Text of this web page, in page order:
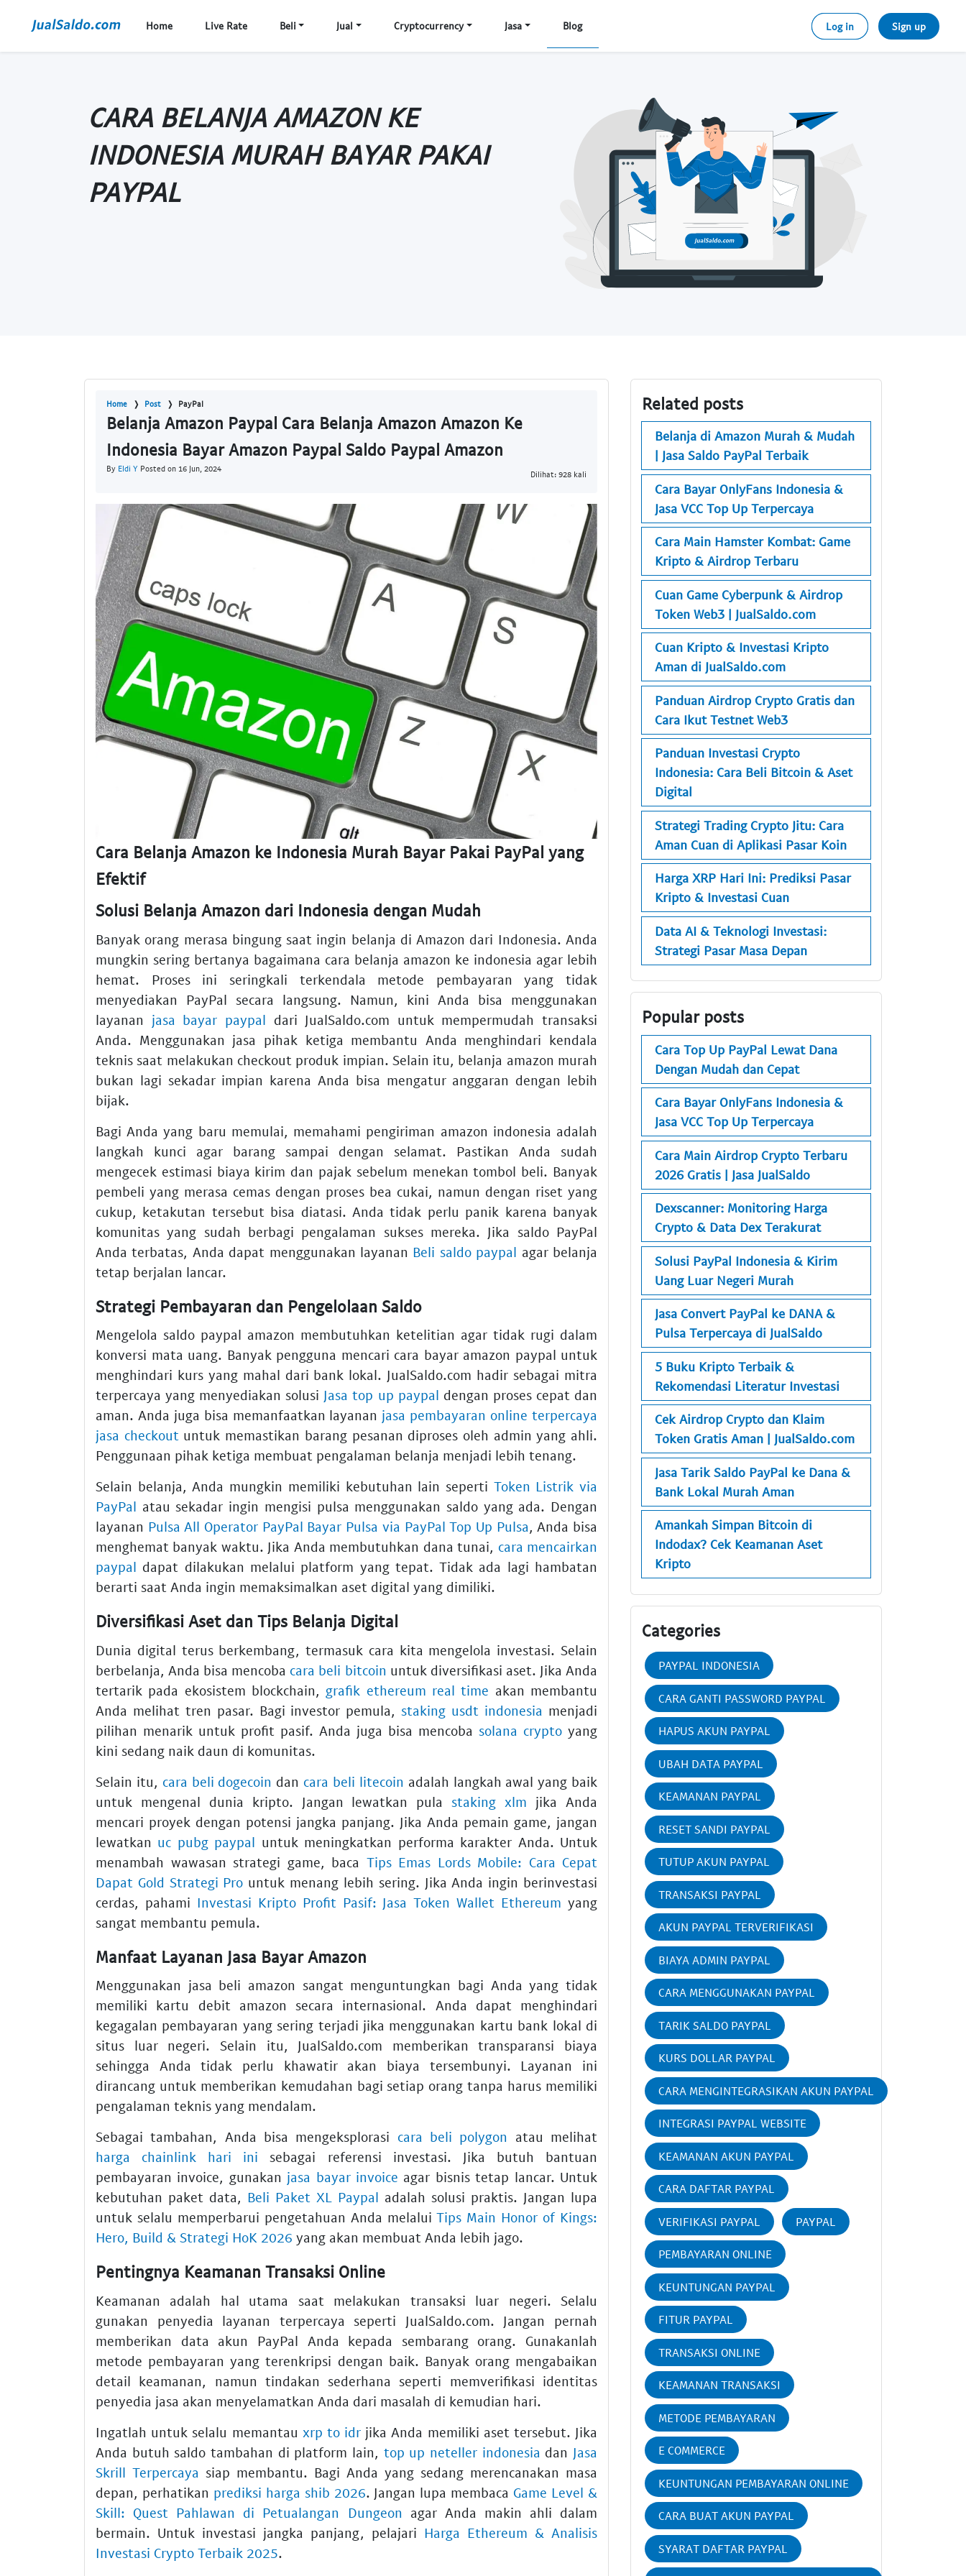
Home Live Rate Beli Jual Cryptocurrency Jasa Blog Log in Sign up
CARA BELANJA AMAZON KE
INDONESIA MURAH BAYAR PAKAI
PAYPAL
Home Post PayPal
Belanja Amazon Paypal Cara Belanja Amazon Amazon Ke
Indonesia Bayar Amazon Paypal Saldo Paypal Amazon
By Eldi Y Posted on 16 Jun, 2024
Dilihat: 928 kali
Cara Belanja Amazon ke Indonesia Murah Bayar Pakai PayPal yang
Efektif
Solusi Belanja Amazon dari Indonesia dengan Mudah
Banyak orang merasa bingung saat ingin belanja di Amazon dari Indonesia. Anda
mungkin sering bertanya bagaimana cara belanja amazon ke indonesia agar lebih
hemat. Proses ini seringkali terkendala metode pembayaran yang tidak
menyediakan PayPal secara langsung. Namun, kini Anda bisa menggunakan
layanan jasa bayar paypal dari JualSaldo.com untuk mempermudah transaksi
Anda. Menggunakan jasa pihak ketiga membantu Anda menghindari kendala
teknis saat melakukan checkout produk impian. Selain itu, belanja amazon murah
bukan lagi sekadar impian karena Anda bisa mengatur anggaran dengan lebih
bijak.
Bagi Anda yang baru memulai, memahami pengiriman amazon indonesia adalah
langkah kunci agar barang sampai dengan selamat. Pastikan Anda sudah
mengecek estimasi biaya kirim dan pajak sebelum menekan tombol beli. Banyak
pembeli yang merasa cemas dengan proses bea cukai, namun dengan riset yang
cukup, ketakutan tersebut bisa diatasi. Anda tidak perlu panik karena banyak
komunitas yang sudah berbagi pengalaman sukses mereka. Jika saldo PayPal
Anda terbatas, Anda dapat menggunakan layanan Beli saldo paypal agar belanja
tetap berjalan lancar.
Strategi Pembayaran dan Pengelolaan Saldo
Mengelola saldo paypal amazon membutuhkan ketelitian agar tidak rugi dalam
konversi mata uang. Banyak pengguna mencari cara bayar amazon paypal untuk
menghindari kurs yang mahal dari bank lokal. JualSaldo.com hadir sebagai mitra
terpercaya yang menyediakan solusi Jasa top up paypal dengan proses cepat dan
aman. Anda juga bisa memanfaatkan layanan jasa pembayaran online terpercaya
jasa checkout untuk memastikan barang pesanan diproses oleh admin yang ahli.
Penggunaan pihak ketiga membuat pengalaman belanja menjadi lebih tenang.
Selain belanja, Anda mungkin memiliki kebutuhan lain seperti Token Listrik via
PayPal atau sekadar ingin mengisi pulsa menggunakan saldo yang ada. Dengan
layanan Pulsa All Operator PayPal Bayar Pulsa via PayPal Top Up Pulsa, Anda bisa
menghemat banyak waktu. Jika Anda membutuhkan dana tunai, cara mencairkan
paypal dapat dilakukan melalui platform yang tepat. Tidak ada lagi hambatan
berarti saat Anda ingin memaksimalkan aset digital yang dimiliki.
Diversifikasi Aset dan Tips Belanja Digital
Dunia digital terus berkembang, termasuk cara kita mengelola investasi. Selain
berbelanja, Anda bisa mencoba cara beli bitcoin untuk diversifikasi aset. Jika Anda
tertarik pada ekosistem blockchain, grafik ethereum real time akan membantu
Anda melihat tren pasar. Bagi investor pemula,staking usdt indonesia menjadi
pilihan menarik untuk profit pasif. Anda juga bisa mencoba solana crypto yang
kini sedang naik daun di komunitas.
Selain itu, cara beli dogecoin dan cara beli litecoin adalah langkah awal yang baik
untuk mengenal dunia kripto. Jangan lewatkan pulastaking xlm jika Anda
mencari proyek dengan potensi jangka panjang. Jika Anda pemain game, jangan
lewatkan uc pubg paypal untuk meningkatkan performa karakter Anda. Untuk
menambah wawasan strategi game, baca Tips Emas Lords Mobile: Cara Cepat
Dapat Gold Strategi Pro untuk menang lebih sering. Jika Anda ingin berinvestasi
cerdas, pahami Investasi Kripto Profit Pasif: Jasa Token Wallet Ethereum yang
sangat membantu pemula.
Manfaat Layanan Jasa Bayar Amazon
Menggunakan jasa beli amazon sangat menguntungkan bagi Anda yang tidak
memiliki kartu debit amazon secara internasional. Anda dapat menghindari
kegagalan pembayaran yang sering terjadi jika menggunakan kartu bank lokal di
situs luar negeri. Selain itu, JualSaldo.com memberikan transparansi biaya
sehingga Anda tidak perlu khawatir akan biaya tersembunyi. Layanan ini
dirancang untuk memberikan kemudahan bagi setiap orang tanpa harus memiliki
pengalaman teknis yang mendalam.
Sebagai tambahan, Anda bisa mengeksplorasi cara beli polygon
atau melihat
harga chainlink hari ini sebagai referensi investasi. Jika butuh bantuan
pembayaran invoice, gunakan jasa bayar invoice agar bisnis tetap lancar. Untuk
kebutuhan paket data, Beli Paket XL Paypal adalah solusi praktis. Jangan lupa
untuk selalu memperbarui pengetahuan Anda melaluiTips Main Honor of Kings:
Hero, Build & Strategi HoK 2026 yang akan membuat Anda lebih jago.
Pentingnya Keamanan Transaksi Online
Keamanan adalah hal utama saat melakukan transaksi luar negeri. Selalu
gunakan penyedia layanan terpercaya seperti JualSaldo.com. Jangan pernah
memberikan data akun PayPal Anda kepada sembarang orang. Gunakanlah
metode pembayaran yang terenkripsi dengan baik. Banyak orang mengabaikan
detail keamanan, namun tindakan sederhana seperti memverifikasi identitas
penyedia jasa akan menyelamatkan Anda dari masalah di kemudian hari.
Ingatlah untuk selalu memantau xrp to idr jika Anda memiliki aset tersebut. Jika
Anda butuh saldo tambahan di platform lain, top up neteller indonesia dan Jasa
Skrill Terpercaya siap membantu. Bagi Anda yang sedang merencanakan masa
depan, perhatikan prediksi harga shib 2026. Jangan lupa membaca Game Level &
Skill: Quest Pahlawan di Petualangan Dungeon agar Anda makin ahli dalam
bermain. Untuk investasi jangka panjang, pelajari Harga Ethereum & Analisis
Investasi Crypto Terbaik 2025.
Related posts
Belanja di Amazon Murah & Mudah
| Jasa Saldo PayPal Terbaik
Cara Bayar OnlyFans Indonesia &
Jasa VCC Top Up Terpercaya
Cara Main Hamster Kombat: Game
Kripto & Airdrop Terbaru
Cuan Game Cyberpunk & Airdrop
Token Web3 | JualSaldo.com
Cuan Kripto & Investasi Kripto
Aman di JualSaldo.com
Panduan Airdrop Crypto Gratis dan
Cara Ikut Testnet Web3
Panduan Investasi Crypto
Indonesia: Cara Beli Bitcoin & Aset
Digital
Strategi Trading Crypto Jitu: Cara
Aman Cuan di Aplikasi Pasar Koin
Harga XRP Hari Ini: Prediksi Pasar
Kripto & Investasi Cuan
Data AI & Teknologi Investasi:
Strategi Pasar Masa Depan
Popular posts
Cara Top Up PayPal Lewat Dana
Dengan Mudah dan Cepat
Cara Bayar OnlyFans Indonesia &
Jasa VCC Top Up Terpercaya
Cara Main Airdrop Crypto Terbaru
2026 Gratis | Jasa JualSaldo
Dexscanner: Monitoring Harga
Crypto & Data Dex Terakurat
Solusi PayPal Indonesia & Kirim
Uang Luar Negeri Murah
Jasa Convert PayPal ke DANA &
Pulsa Terpercaya di JualSaldo
5 Buku Kripto Terbaik &
Rekomendasi Literatur Investasi
Cek Airdrop Crypto dan Klaim
Token Gratis Aman | JualSaldo.com
Jasa Tarik Saldo PayPal ke Dana &
Bank Lokal Murah Aman
Amankah Simpan Bitcoin di
Indodax? Cek Keamanan Aset
Kripto
Categories
PAYPAL INDONESIA
CARA GANTI PASSWORD PAYPAL
HAPUS AKUN PAYPAL
UBAH DATA PAYPAL
KEAMANAN PAYPAL
RESET SANDI PAYPAL
TUTUP AKUN PAYPAL
TRANSAKSI PAYPAL
AKUN PAYPAL TERVERIFIKASI
BIAYA ADMIN PAYPAL
CARA MENGGUNAKAN PAYPAL
TARIK SALDO PAYPAL
KURS DOLLAR PAYPAL
CARA MENGINTEGRASIKAN AKUN PAYPAL
INTEGRASI PAYPAL WEBSITE
KEAMANAN AKUN PAYPAL
CARA DAFTAR PAYPAL
VERIFIKASI PAYPAL PAYPAL
PEMBAYARAN ONLINE
KEUNTUNGAN PAYPAL
FITUR PAYPAL
TRANSAKSI ONLINE
KEAMANAN TRANSAKSI
METODE PEMBAYARAN
E COMMERCE
KEUNTUNGAN PEMBAYARAN ONLINE
CARA BUAT AKUN PAYPAL
SYARAT DAFTAR PAYPAL